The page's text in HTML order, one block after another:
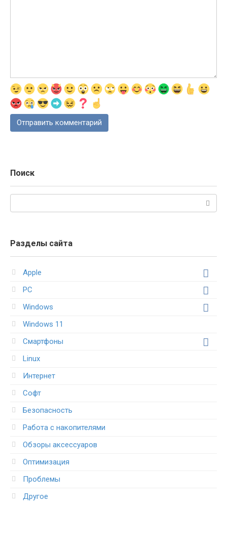
Поиск
Разделы сайта
Apple
PC
Windows
Windows 11
Смартфоны
Linux
Интернет
Софт
Безопасность
Работа с накопителями
Обзоры аксессуаров
Оптимизация
Проблемы
Другое